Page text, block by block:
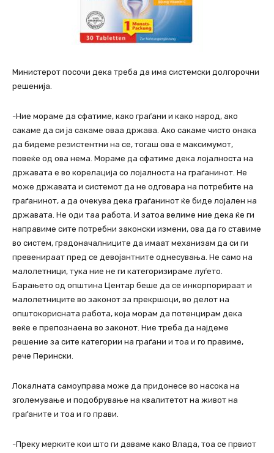
Министерот посочи дека треба да има системски долгорочни
решенија.
-Ние мораме да сфатиме, како граѓани и како народ, ако
сакаме да си ја сакаме оваа држава. Ако сакаме чисто онака
да бидеме резистентни на се, тогаш ова е максимумот,
повеќе од ова нема. Мораме да сфатиме дека лојалноста на
државата е во корелација со лојалноста на граѓанинот. Не
може државата и системот да не одговара на потребите на
граѓанинот, а да очекува дека граѓанинот ќе биде лојален на
државата. Не оди таа работа. И затоа велиме ние дека ќе ги
направиме сите потребни законски измени, ова да го ставиме
во систем, градоначалниците да имаат механизам да си ги
превенираат пред се девојантните однесувања. Не само на
малолетници, тука ние не ги категоризираме луѓето.
Барањето од општина Центар беше да се инкорпорираат и
малолетниците во законот за прекршоци, во делот на
општокорисната работа, која морам да потенцирам дека
веќе е препознаена во законот. Ние треба да најдеме
решение за сите категории на граѓани и тоа и го правиме,
рече Перински.
Локалната самоуправа може да придонесе во насока на
зголемување и подобрување на квалитетот на живот на
граѓаните и тоа и го прави.
-Преку мерките кои што ги даваме како Влада, тоа се првиот